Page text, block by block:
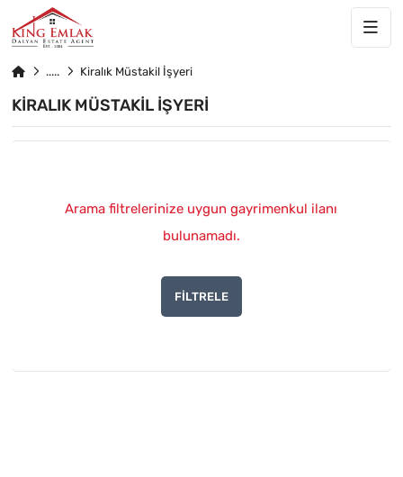
Kiralık Müstakil İşyeri
KIRALIK MÜSTAKIL İŞYERI
Arama filtrelerinize uygun gayrimenkul ilanı
bulunamadı.
FILTRELE